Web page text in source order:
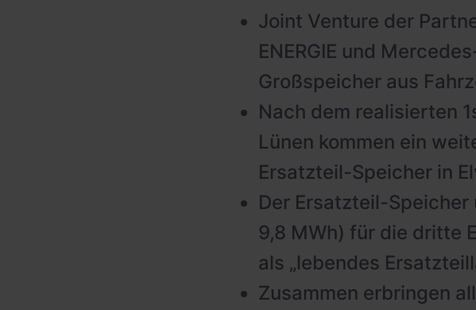
Joint Venture der
ENERGIE und
Großspeicher aus
Nach dem realisierten
Lünen kommen ein
Ersatzteil-Speicher in
Der Ersatzteil-
9,8 MWh) für die dritte
als „lebendes
Zusammen erbringen